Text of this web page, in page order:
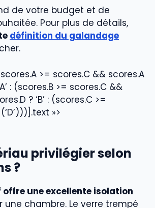
de votre budget et de
Pour plus de détails,
définition du galandage
>= scores.C && scores.A
: (scores.B >= scores.C &&
? ‘B’ : (scores.C >=
»>
privilégier selon
?
offre une excellente isolation
une chambre. Le verre trempé